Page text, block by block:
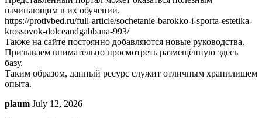
начинающим в их обучении.
https://protivbed.ru/full-article/sochetanie-barokko-i-sporta-estetika-
krossovok-dolceandgabbana-993/
Также на сайте постоянно добавляются новые руководства.
Призываем внимательно просмотреть размещённую здесь
базу.
Таким образом, данный ресурс служит отличным хранилищем
опыта.
plaum July 12, 2026